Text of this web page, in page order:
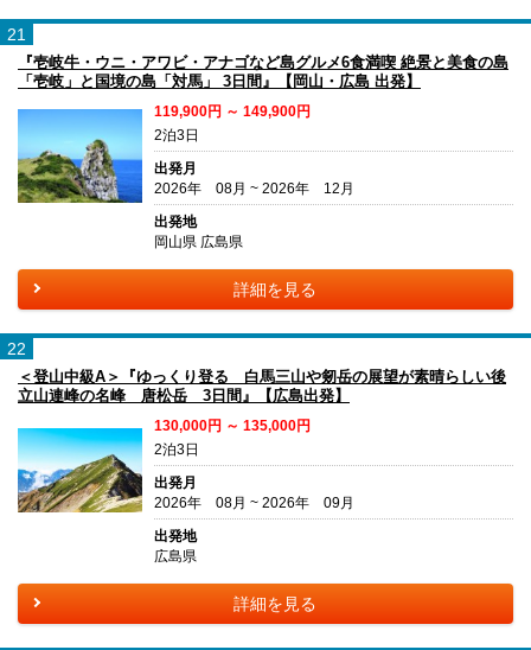
21
『壱岐牛・ウニ・アワビ・アナゴなど島グルメ6食満喫 絶景と美食の島
「壱岐」と国境の島「対馬」 3日間』【岡山・広島 出発】
119,900円 ～ 149,900円
2泊3日
出発月
2026年 08月 ~ 2026年 12月
出発地
岡山県 広島県
詳細を見る
22
＜登山中級A＞『ゆっくり登る 白馬三山や剱岳の展望が素晴らしい後
立山連峰の名峰 唐松岳 3日間』【広島出発】
130,000円 ～ 135,000円
2泊3日
出発月
2026年 08月 ~ 2026年 09月
出発地
広島県
詳細を見る